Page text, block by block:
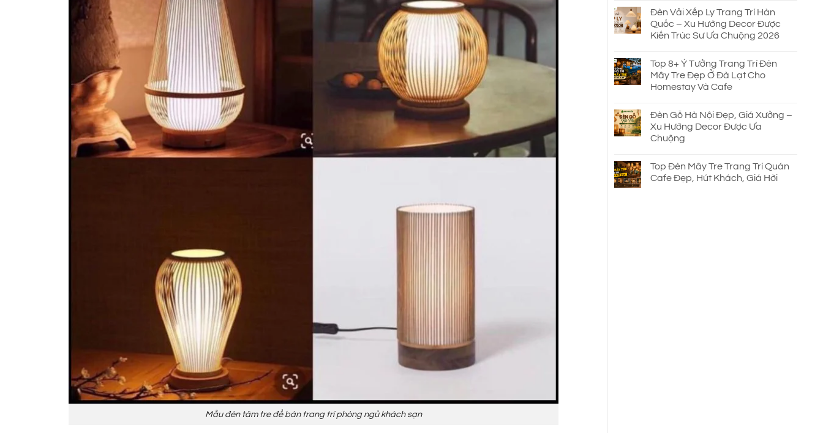
Mẫu đèn tăm tre để bàn trang trí phòng ngủ khách sạn
Đèn Vải Xếp Ly Trang Trí Hàn
Quốc – Xu Hướng Decor Được
Kiến Trúc Sư Ưa Chuộng 2026
Top 8+ Ý Tưởng Trang Trí Đèn
Mây Tre Đẹp Ở Đà Lạt Cho
Homestay Và Cafe
Đèn Gỗ Hà Nội Đẹp, Giá Xưởng –
Xu Hướng Decor Được Ưa
Chuộng
Top Đèn Mây Tre Trang Trí Quán
Cafe Đẹp, Hút Khách, Giá Hời